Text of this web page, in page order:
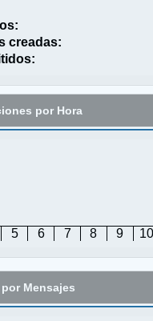
creadas:
por Hora
5 6 7 8 9 10
Mensajes